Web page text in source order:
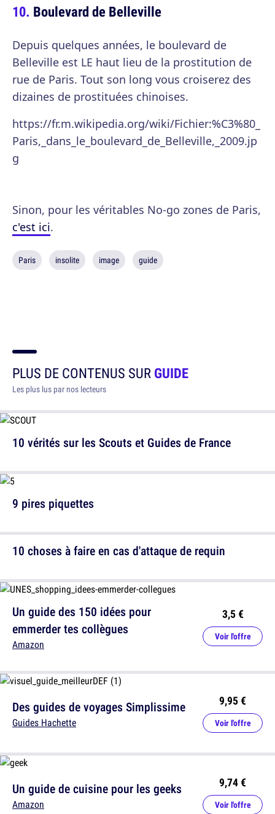
Boulevard de Belleville
Depuis quelques années, le boulevard de
Belleville est LE haut lieu de la prostitution de
rue de Paris. Tout son long vous croiserez des
dizaines de prostituées chinoises.
https://fr.m.wikipedia.org/wiki/Fichier:%C3%80_
Paris,_dans_le_boulevard_de_Belleville,_2009.jp
g
Sinon, pour les véritables No-go zones de Paris,
c'est ici.
Paris insolite image guide
PLUS DE CONTENUS SURGUIDE
Les plus lus par nos lecteurs
10 vérités sur les Scouts et Guides de France
10 choses à faire en cas d'attaque de requin
Un guide des 150 idées pour
emmerder tes collègues
Amazon
3,5 €
Voir l'offre
9 pires piquettes
Des guides de voyages Simplissime
Guides Hachette
9,95 €
Voir l'offre
Un guide de cuisine pour les geeks
Amazon
9,74 €
Voir l'offre